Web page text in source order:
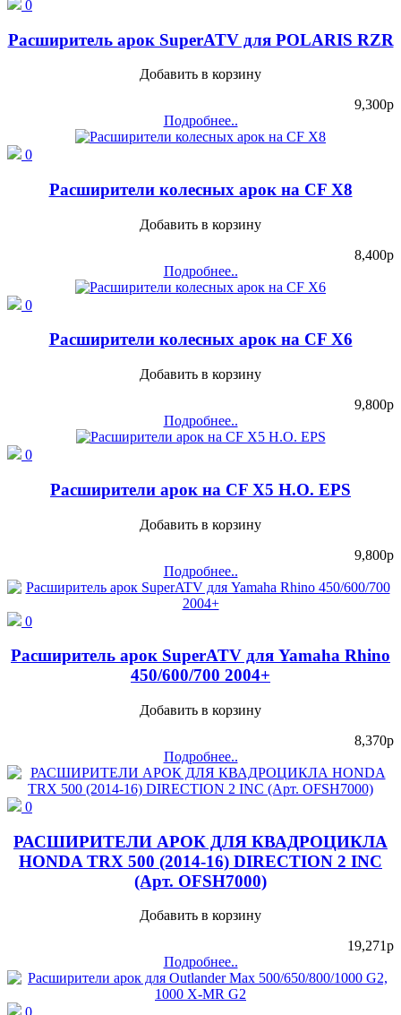
0
Расширитель арок SuperATV для POLARIS RZR
Добавить в корзину
9,300p
Подробнее..
0
Расширители колесных арок на CF X8
Добавить в корзину
8,400p
Подробнее..
0
Расширители колесных арок на CF X6
Добавить в корзину
9,800p
Подробнее..
0
Расширители арок на CF X5 H.O. EPS
Добавить в корзину
9,800p
Подробнее..
0
Расширитель арок SuperATV для Yamaha Rhino
450/600/700 2004+
Добавить в корзину
8,370p
Подробнее..
0
РАСШИРИТЕЛИ АРОК ДЛЯ КВАДРОЦИКЛА
HONDA TRX 500 (2014-16) DIRECTION 2 INC
(Арт. OFSH7000)
Добавить в корзину
19,271p
Подробнее..